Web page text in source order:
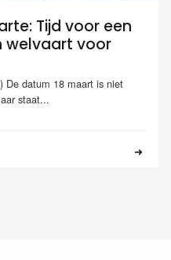
Tijd voor een
welvaart voor
De datum 18 maart is niet
staat...